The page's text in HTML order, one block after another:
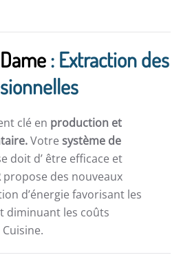
: Extraction des
clé en production et
Votre système de
doit d’ être efficace et
propose des nouveaux
d’énergie favorisant les
diminuant les coûts